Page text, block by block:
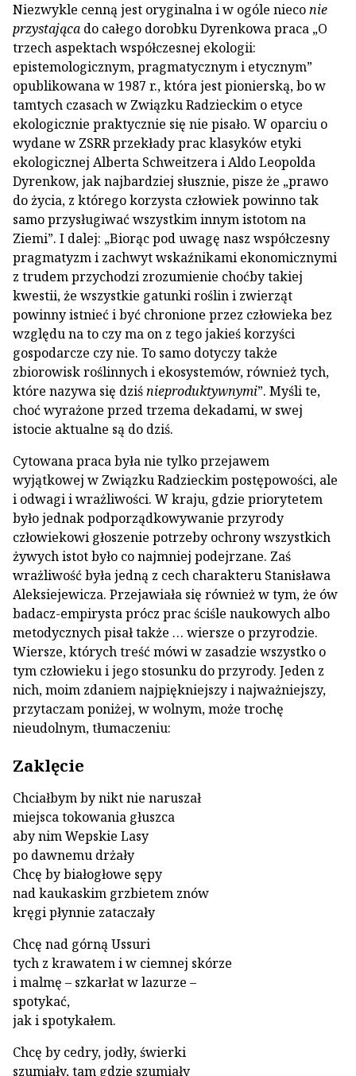
Niezwykle cenną jest oryginalna i w ogóle nieconie
przystająca do całego dorobku Dyrenkowa praca „O
trzech aspektach współczesnej ekologii:
epistemologicznym, pragmatycznym i etycznym”
opublikowana w 1987 r., która jest pionierską, bo w
tamtych czasach w Związku Radzieckim o etyce
ekologicznie praktycznie się nie pisało. W oparciu o
wydane w ZSRR przekłady prac klasyków etyki
ekologicznej Alberta Schweitzera i Aldo Leopolda
Dyrenkow, jak najbardziej słusznie, pisze że „prawo
do życia, z którego korzysta człowiek powinno tak
samo przysługiwać wszystkim innym istotom na
Ziemi”. I dalej: „Biorąc pod uwagę nasz współczesny
pragmatyzm i zachwyt wskaźnikami ekonomicznymi
z trudem przychodzi zrozumienie choćby takiej
kwestii, że wszystkie gatunki roślin i zwierząt
powinny istnieć i być chronione przez człowieka bez
względu na to czy ma on z tego jakieś korzyści
gospodarcze czy nie. To samo dotyczy także
zbiorowisk roślinnych i ekosystemów, również tych,
które nazywa się dziśnieproduktywnymi”. Myśli te,
choć wyrażone przed trzema dekadami, w swej
istocie aktualne są do dziś.
Cytowana praca była nie tylko przejawem
wyjątkowej w Związku Radzieckim postępowości, ale
i odwagi i wrażliwości. W kraju, gdzie priorytetem
było jednak podporządkowywanie przyrody
człowiekowi głoszenie potrzeby ochrony wszystkich
żywych istot było co najmniej podejrzane. Zaś
wrażliwość była jedną z cech charakteru Stanisława
Aleksiejewicza. Przejawiała się również w tym, że ów
badacz-empirysta prócz prac ściśle naukowych albo
metodycznych pisał także … wiersze o przyrodzie.
Wiersze, których treść mówi w zasadzie wszystko o
tym człowieku i jego stosunku do przyrody. Jeden z
nich, moim zdaniem najpiękniejszy i najważniejszy,
przytaczam poniżej, w wolnym, może trochę
nieudolnym, tłumaczeniu:
Zaklęcie
Chciałbym by nikt nie naruszał
miejsca tokowania głuszca
aby nim Wepskie Lasy
po dawnemu drżały
Chcę by białogłowe sępy
nad kaukaskim grzbietem znów
kręgi płynnie zataczały
Chcę nad górną Ussuri
tych z krawatem i w ciemnej skórze
i malmę – szkarłat w lazurze –
spotykać,
jak i spotykałem.
Chcę by cedry, jodły, świerki
szumiały, tam gdzie szumiały